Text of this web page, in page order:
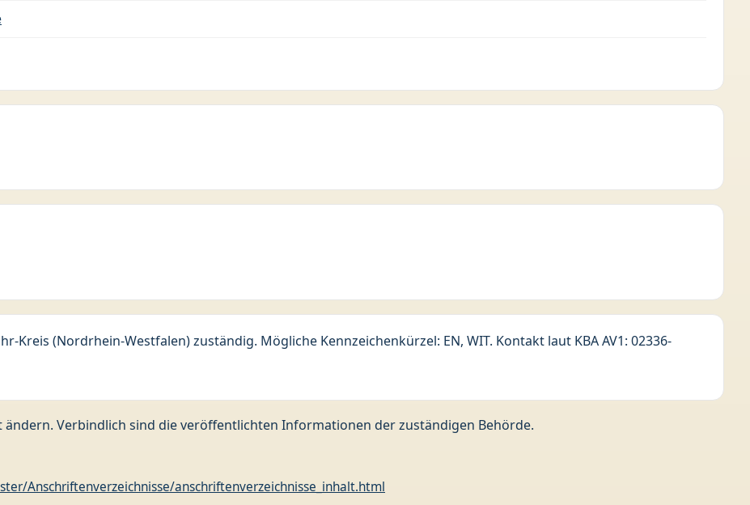
Kreis (Nordrhein-Westfalen) zuständig. Mögliche Kennzeichenkürzel: EN, WIT. Kontakt laut KBA AV1: 02336-
ändern. Verbindlich sind die veröffentlichten Informationen der zuständigen Behörde.
Anschriftenverzeichnisse/anschriftenverzeichnisse_inhalt.html